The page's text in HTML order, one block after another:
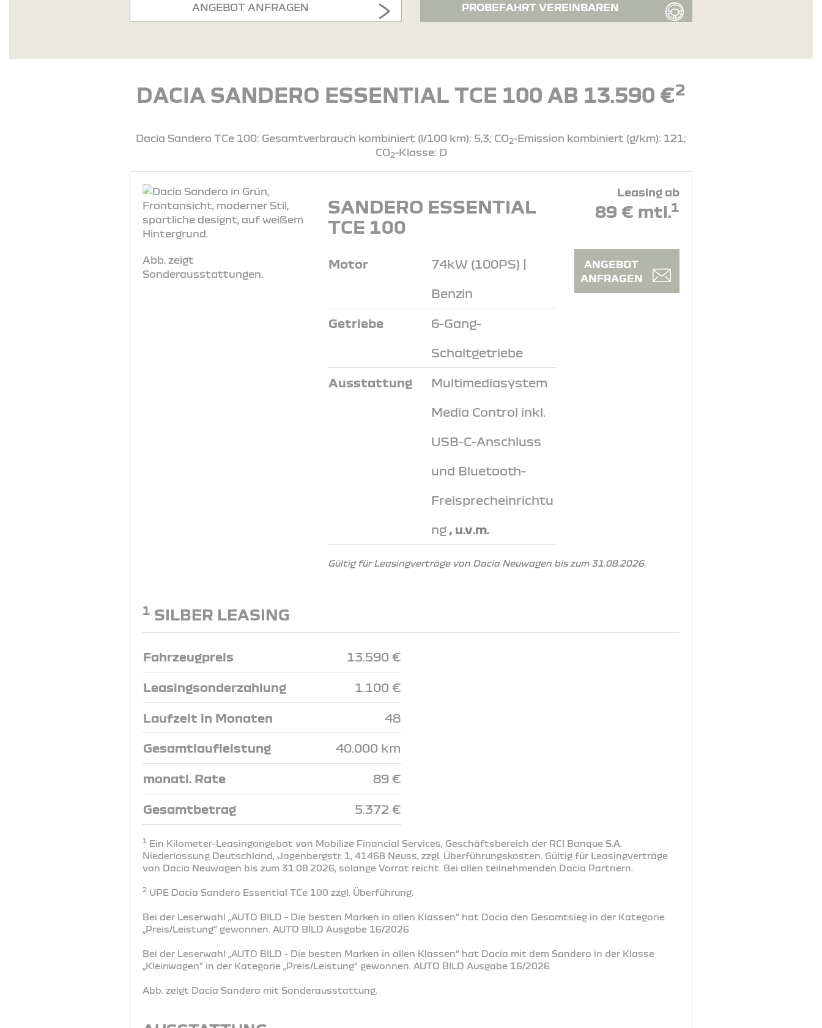
ANGEBOT ANFRAGEN PROBEFAHRT VEREINBAREN
DACIA SANDERO ESSENTIAL TCE 100 AB 13.590 €2
Dacia Sandero TCe 100: Gesamtverbrauch kombiniert (l/100 km): 5,3; CO2-Emission kombiniert (g/km): 121;
CO2-Klasse: D
Abb. zeigt
Sonderausstattungen.
SANDERO ESSENTIAL
TCE 100
Leasing ab
89 € mtl.1
Motor 74kW (100PS) |
Benzin
Getriebe 6-Gang-
Schaltgetriebe
Ausstattung Multimediasystem
Media Control inkl.
USB-C-Anschluss
und Bluetooth-
Freisprecheinrichtu
ng , u.v.m.
ANGEBOT
ANFRAGEN
Gültig für Leasingverträge von Dacia Neuwagen bis zum 31.08.2026.
1 SILBER LEASING
Fahrzeugpreis 13.590 €
Leasingsonderzahlung 1.100 €
Laufzeit in Monaten 48
Gesamtlaufleistung 40.000 km
monatl. Rate 89 €
Gesamtbetrag 5.372 €
1 Ein Kilometer-Leasingangebot von Mobilize Financial Services, Geschäftsbereich der RCI Banque S.A.
Niederlassung Deutschland, Jagenbergstr. 1, 41468 Neuss, zzgl. Überführungskosten. Gültig für Leasingverträge
von Dacia Neuwagen bis zum 31.08.2026, solange Vorrat reicht. Bei allen teilnehmenden Dacia Partnern.
2 UPE Dacia Sandero Essential TCe 100 zzgl. Überführung.
Bei der Leserwahl „AUTO BILD - Die besten Marken in allen Klassen“ hat Dacia den Gesamtsieg in der Kategorie
„Preis/Leistung“ gewonnen. AUTO BILD Ausgabe 16/2026
Bei der Leserwahl „AUTO BILD - Die besten Marken in allen Klassen“ hat Dacia mit dem Sandero in der Klasse
„Kleinwagen“ in der Kategorie „Preis/Leistung“ gewonnen. AUTO BILD Ausgabe 16/2026
Abb. zeigt Dacia Sandero mit Sonderausstattung.